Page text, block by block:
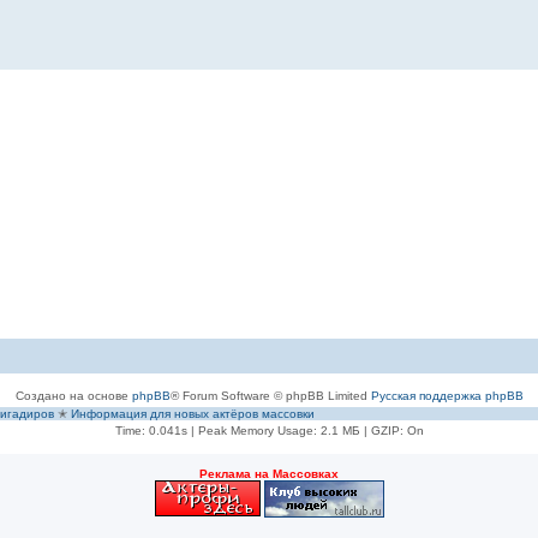
Создано на основе phpBB® Forum Software © phpBB Limited Русская поддержка phpBB
✭ Информация для новых актёров массовки
Time: 0.041s| Peak Memory Usage: 2.1 МБ | GZIP: On
Рeклама на Массовках